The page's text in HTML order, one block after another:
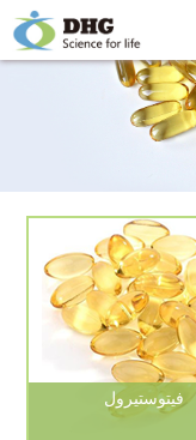
فيتوستيرول